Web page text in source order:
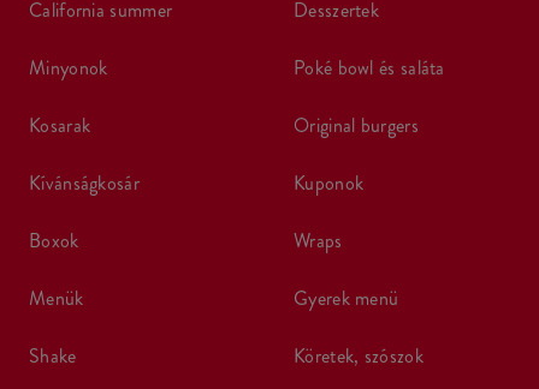
california summer
minyonok
kosarak
kívánságkosár
boxok
menük
shake
desszertek
poké bowl és saláta
original burgers
kuponok
wraps
gyerek menü
köretek, szószok